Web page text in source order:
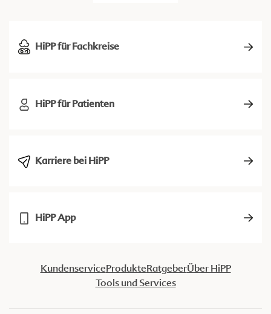
HiPP für Fachkreise
HiPP für Patienten
Karriere bei HiPP
HiPP App
KundenserviceProdukteRatgeberÜber HiPP
Tools und Services